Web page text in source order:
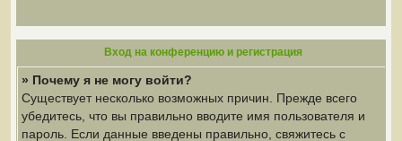
Вход на конференцию и регистрация
» Почему я не могу войти?
Существует несколько возможных причин. Прежде всего
убедитесь, что вы правильно вводите имя пользователя и
пароль. Если данные введены правильно, свяжитесь с